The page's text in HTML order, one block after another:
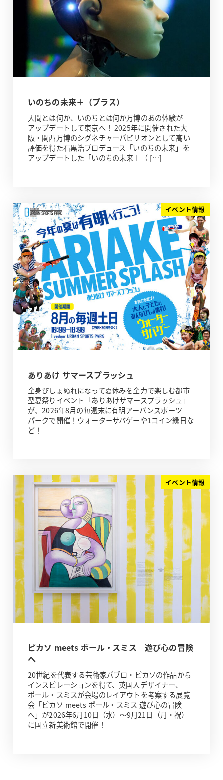
いのちの未来＋（プラス）
⼈間とは何か、いのちとは何か万博のあの体験が
アップデートして東京へ！ 2025年に開催された大
阪・関西万博のシグネチャーパビリオンとして高い
評価を得た石黒浩プロデュース「いのちの未来」を
アップデートした「いのちの未来＋（ […]
イベント情報
ありあけ サマースプラッシュ
全身びしょぬれになって夏休みを全力で楽しむ都市
型夏祭りイベント「ありあけサマースプラッシュ」
が、2026年8月の毎週末に有明アーバンスポーツ
パークで開催！ウォーターサバゲーや1コイン縁日な
ど！
イベント情報
ピカソ meets ポール・スミス 遊び心の冒険
へ
20世紀を代表する芸術家パブロ・ピカソの作品から
インスピレーションを得て、英国人デザイナー、
ポール・スミスが会場のレイアウトを考案する展覧
会「ピカソ meets ポール・スミス 遊び心の冒険
へ」が2026年6月10日（水）～9月21日（月・祝）
に国立新美術館で開催！